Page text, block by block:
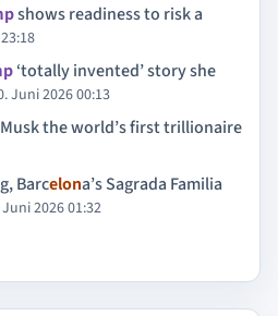
shows readiness to risk a
‘totally invented’ story she
Juni 2026 00:13
Musk the world’s first trillionaire
Barcelona’s Sagrada Familia
Juni 2026 01:32